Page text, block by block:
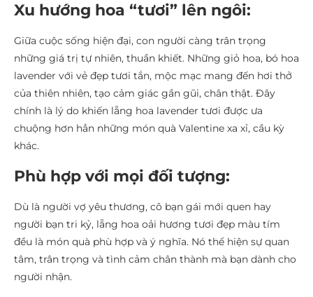
Xu hướng hoa “tươi” lên ngôi:
Giữa cuộc sống hiện đại, con người càng trân trọng
những giá trị tự nhiên, thuần khiết. Những giỏ hoa, bó hoa
lavender với vẻ đẹp tươi tắn, mộc mạc mang đến hơi thở
của thiên nhiên, tạo cảm giác gần gũi, chân thật. Đây
chính là lý do khiến lẵng hoa lavender tươi được ưa
chuộng hơn hẳn những món quà Valentine xa xỉ, cầu kỳ
khác.
Phù hợp với mọi đối tượng:
Dù là người vợ yêu thương, cô bạn gái mới quen hay
người bạn tri kỷ, lẵng hoa oải hương tươi đẹp màu tím
đều là món quà phù hợp và ý nghĩa. Nó thể hiện sự quan
tâm, trân trọng và tình cảm chân thành mà bạn dành cho
người nhận.